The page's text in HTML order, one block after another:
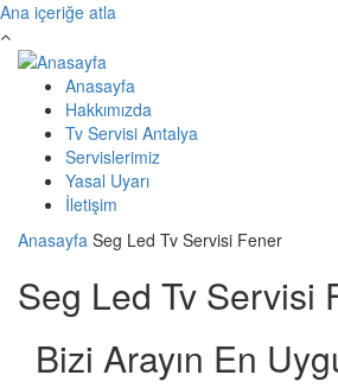
Ana içeriğe atla
Anasayfa
Hakkımızda
Tv Servisi Antalya
Servislerimiz
Yasal Uyarı
İletişim
Anasayfa Seg Led Tv Servisi Fener
Seg Led Tv Servisi
Bizi Arayın En